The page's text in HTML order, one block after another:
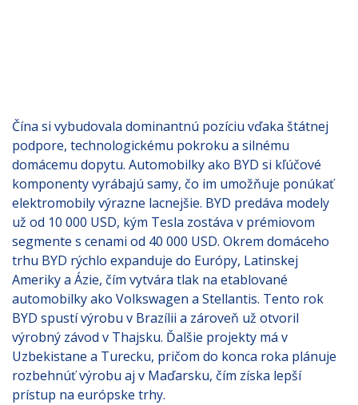
Čína si vybudovala dominantnú pozíciu vďaka štátnej
podpore, technologickému pokroku a silnému
domácemu dopytu. Automobilky ako BYD si kľúčové
komponenty vyrábajú samy, čo im umožňuje ponúkať
elektromobily výrazne lacnejšie. BYD predáva modely
už od 10 000 USD, kým Tesla zostáva v prémiovom
segmente s cenami od 40 000 USD. Okrem domáceho
trhu BYD rýchlo expanduje do Európy, Latinskej
Ameriky a Ázie, čím vytvára tlak na etablované
automobilky ako Volkswagen a Stellantis. Tento rok
BYD spustí výrobu v Brazílii a zároveň už otvoril
výrobný závod v Thajsku. Ďalšie projekty má v
Uzbekistane a Turecku, pričom do konca roka plánuje
rozbehnúť výrobu aj v Maďarsku, čím získa lepší
prístup na európske trhy.